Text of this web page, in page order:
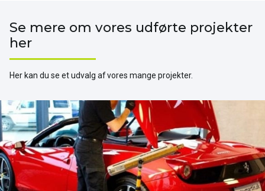
Se mere om vores udførte projekter
her
Her kan du se et udvalg af vores mange projekter.